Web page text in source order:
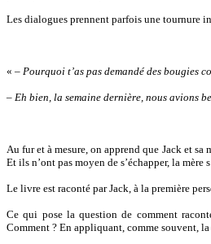
Les dialogues prennent parfois une tournure
« – Pourquoi t’as pas demandé des bougies
– Eh bien, la semaine dernière, nous avions
Au fur et à mesure, on apprend que Jack et sa
Et ils n’ont pas moyen de s’échapper, la
Le livre est raconté par Jack, à la première
Ce qui pose la question de comment
Comment ? En appliquant, comme souvent,